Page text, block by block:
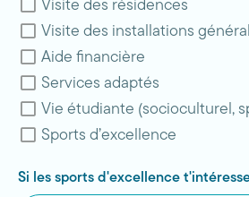
Visite des résidences
Visite des installations
Aide financière
Services adaptés
Vie étudiante (socioculturel,
Sports d’excellence
Si les sports d'excellence